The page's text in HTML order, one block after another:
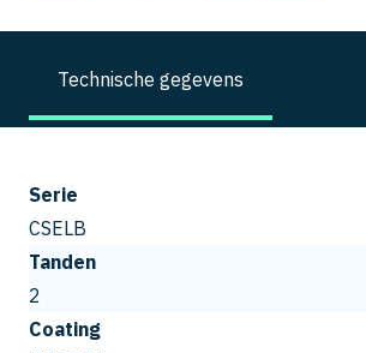
Technische gegevens
Serie
CSELB
Tanden
2
Coating